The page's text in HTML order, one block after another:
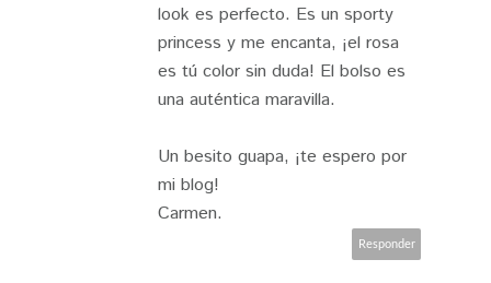
look es perfecto. Es un sporty
princess y me encanta, ¡el rosa
es tú color sin duda! El bolso es
una auténtica maravilla.
Un besito guapa, ¡te espero por
mi blog!
Carmen.
Responder